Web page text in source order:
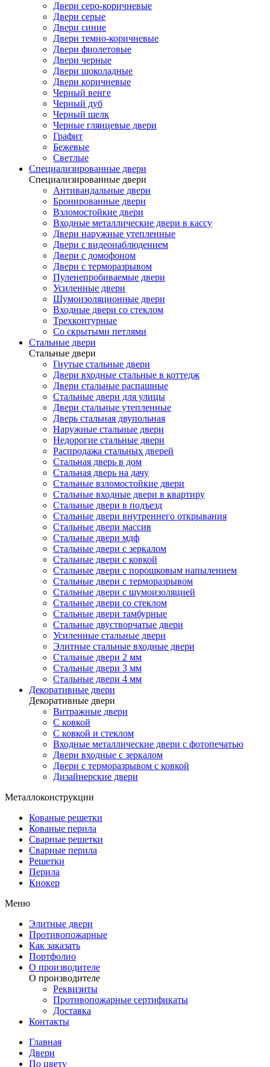
Двери серо-коричневые
Двери серые
Двери синие
Двери темно-коричневые
Двери фиолетовые
Двери черные
Двери шоколадные
Двери коричневые
Черный венге
Черный дуб
Черный шелк
Черные глянцевые двери
Графит
Бежевые
Светлые
Специализированные двери
Специализированные двери
Антивандальные двери
Бронированные двери
Взломостойкие двери
Входные металлические двери в кассу
Двери наружные утепленные
Двери с видеонаблюдением
Двери с домофоном
Двери с терморазрывом
Пуленепробиваемые двери
Усиленные двери
Шумоизоляционные двери
Входные двери со стеклом
Трехконтурные
Со скрытыми петлями
Стальные двери
Стальные двери
Гнутые стальные двери
Двери входные стальные в коттедж
Двери стальные распашные
Стальные двери для улицы
Двери стальные утепленные
Дверь стальная двупольная
Наружные стальные двери
Недорогие стальные двери
Распродажа стальных дверей
Стальная дверь в дом
Стальная дверь на дачу
Стальные взломостойкие двери
Стальные входные двери в квартиру
Стальные двери в подъезд
Стальные двери внутреннего открывания
Стальные двери массив
Стальные двери мдф
Стальные двери с зеркалом
Стальные двери с ковкой
Стальные двери с порошковым напылением
Стальные двери с терморазрывом
Стальные двери с шумоизоляцией
Стальные двери со стеклом
Стальные двери тамбурные
Стальные двустворчатые двери
Усиленные стальные двери
Элитные стальные входные двери
Стальные двери 2 мм
Стальные двери 3 мм
Стальные двери 4 мм
Декоративные двери
Декоративные двери
Витражные двери
С ковкой
С ковкой и стеклом
Входные металлические двери с фотопечатью
Двери входные с зеркалом
Двери с терморазрывом с ковкой
Дизайнерские двери
Металлоконструкции
Кованые решетки
Кованые перила
Сварные решетки
Сварные перила
Решетки
Перила
Кнокер
Меню
Элитные двери
Противопожарные
Как заказать
Портфолио
О производителе
О производителе
Реквизиты
Противопожарные сертификаты
Доставка
Контакты
Главная
Двери
По цвету